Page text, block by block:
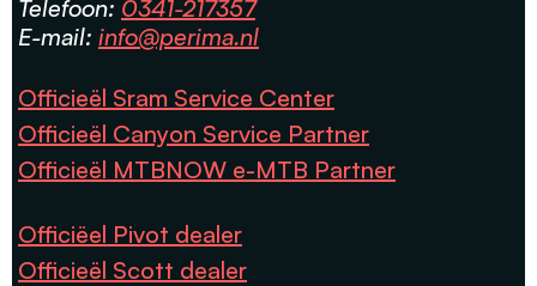
Telefoon: 0341-217357
E-mail: info@perima.nl
Officieël Sram Service Center
Officieël Canyon Service Partner
Officieël MTBNOW e-MTB Partner
Officiëel Pivot dealer
Officieël Scott dealer